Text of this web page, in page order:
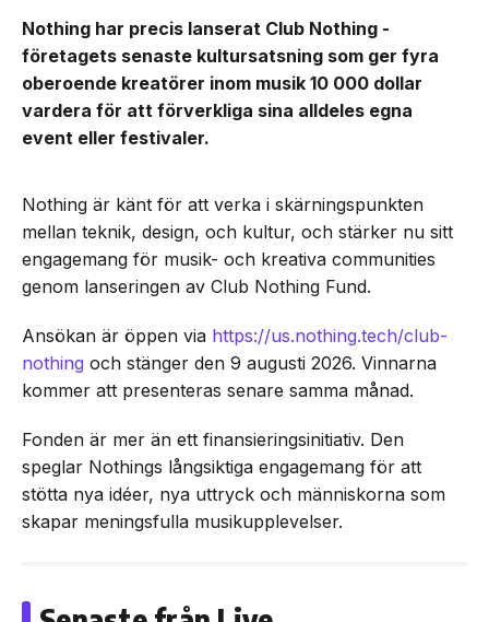
Nothing har precis lanserat Club Nothing -
företagets senaste kultursatsning som ger fyra
oberoende kreatörer inom musik 10 000 dollar
vardera för att förverkliga sina alldeles egna
event eller festivaler.
Nothing är känt för att verka i skärningspunkten
mellan teknik, design, och kultur, och stärker nu sitt
engagemang för musik- och kreativa communities
genom lanseringen av Club Nothing Fund.
Ansökan är öppen via https://us.nothing.tech/club-
nothing och stänger den 9 augusti 2026. Vinnarna
kommer att presenteras senare samma månad.
Fonden är mer än ett finansieringsinitiativ. Den
speglar Nothings långsiktiga engagemang för att
stötta nya idéer, nya uttryck och människorna som
skapar meningsfulla musikupplevelser.